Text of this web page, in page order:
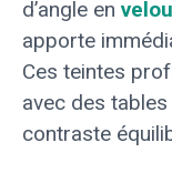
d’angle en
apporte
Ces teintes
avec des
contraste